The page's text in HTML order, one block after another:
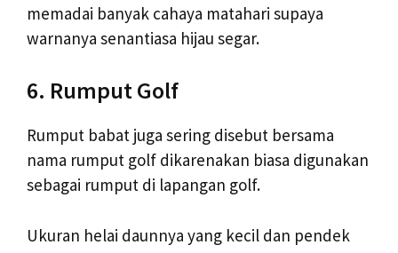
memadai banyak cahaya matahari supaya
warnanya senantiasa hijau segar.
6. Rumput Golf
Rumput babat juga sering disebut bersama
nama rumput golf dikarenakan biasa digunakan
sebagai rumput di lapangan golf.
Ukuran helai daunnya yang kecil dan pendek